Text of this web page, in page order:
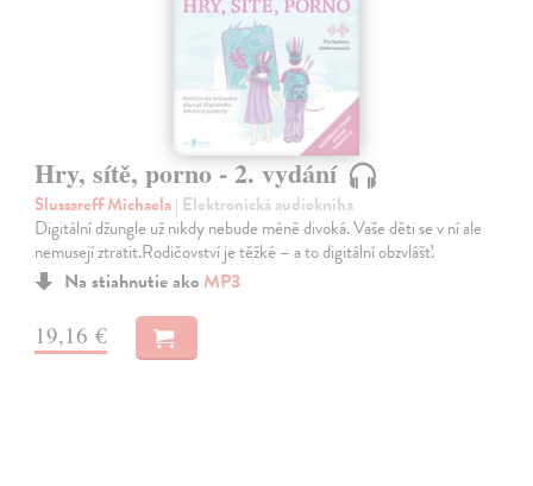
Hry, sítě, porno - 2. vydání
Slussareff Michaela| Elektronická audiokniha
Digitální džungle už nikdy nebude méně divoká. Vaše děti se v ní ale
nemusejí ztratit.Rodičovství je těžké – a to digitální obzvlášť.
Na stiahnutie ako MP3
19,16 €